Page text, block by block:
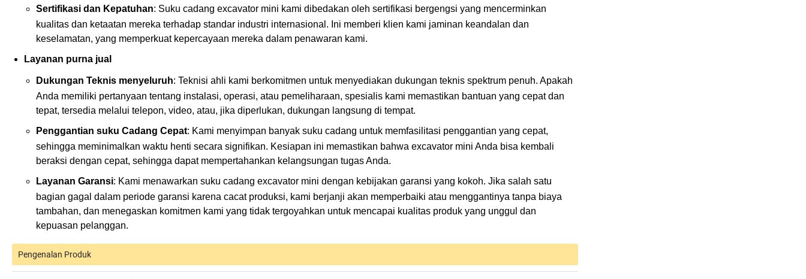
Sertifikasi dan Kepatuhan: Suku cadang excavator mini kami dibedakan oleh sertifikasi bergengsi yang mencerminkan
kualitas dan ketaatan mereka terhadap standar industri internasional. Ini memberi klien kami jaminan keandalan dan
keselamatan, yang memperkuat kepercayaan mereka dalam penawaran kami.
Layanan purna jual
Dukungan Teknis menyeluruh: Teknisi ahli kami berkomitmen untuk menyediakan dukungan teknis spektrum penuh. Apakah
Anda memiliki pertanyaan tentang instalasi, operasi, atau pemeliharaan, spesialis kami memastikan bantuan yang cepat dan
tepat, tersedia melalui telepon, video, atau, jika diperlukan, dukungan langsung di tempat.
Penggantian suku Cadang Cepat: Kami menyimpan banyak suku cadang untuk memfasilitasi penggantian yang cepat,
sehingga meminimalkan waktu henti secara signifikan. Kesiapan ini memastikan bahwa excavator mini Anda bisa kembali
beraksi dengan cepat, sehingga dapat mempertahankan kelangsungan tugas Anda.
Layanan Garansi: Kami menawarkan suku cadang excavator mini dengan kebijakan garansi yang kokoh. Jika salah satu
bagian gagal dalam periode garansi karena cacat produksi, kami berjanji akan memperbaiki atau menggantinya tanpa biaya
tambahan, dan menegaskan komitmen kami yang tidak tergoyahkan untuk mencapai kualitas produk yang unggul dan
kepuasan pelanggan.
Pengenalan Produk